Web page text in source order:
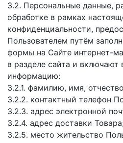
3.2. Персональные данные,
обработке в рамках
конфиденциальности,
Пользователем путём
формы на Сайте интернет-
в разделе сайта и
информацию:
3.2.1. фамилию, имя,
3.2.2. контактный телефон
3.2.3. адрес электронной
3.2.4. адрес доставки
3.2.5. место жительство